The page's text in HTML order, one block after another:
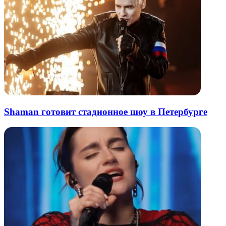
Shaman готовит стадионное шоу в Петербурге